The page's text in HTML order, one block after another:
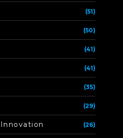
(51)
(50)
(41)
(41)
(35)
(29)
(26)